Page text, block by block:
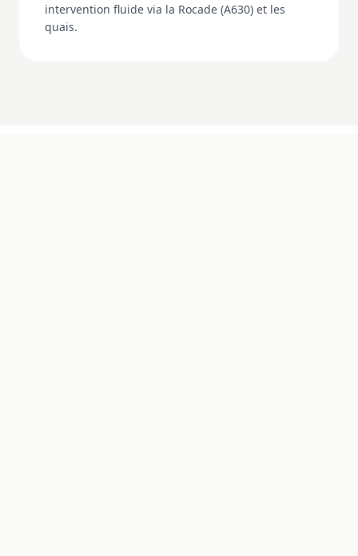
intervention fluide via la Rocade (A630) et les
quais.